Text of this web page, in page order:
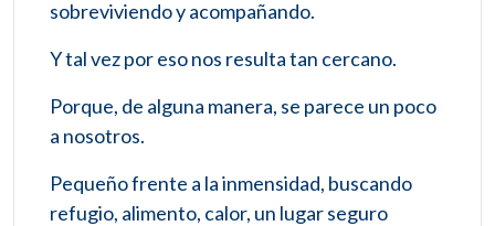
sobreviviendo y acompañando.
Y tal vez por eso nos resulta tan cercano.
Porque, de alguna manera, se parece un poco
a nosotros.
Pequeño frente a la inmensidad, buscando
refugio, alimento, calor, un lugar seguro